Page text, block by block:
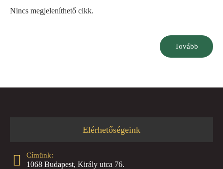
Nincs megjeleníthető cikk.
Tovább
Elérhetőségeink
Címünk:
1068 Budapest, Király utca 76.